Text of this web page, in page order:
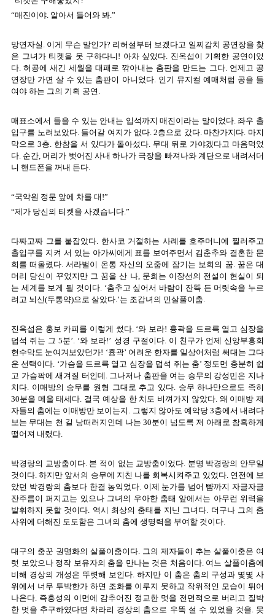
“매진이야. 알아서 들어와 봐.”
망연자실. 이게 무슨 말인가? 리허설부터 보겠다고 일찌감치 공연장을 찾
은 그녀가 티켓을 못 구하다니! 아차 싶었다. 진옥섭이 기획한 공연이었
다. 허공에 새긴 세월을 대패로 깎아내는 춤판을 만드는 그다. 언제고 공
연장만 가면 살 수 있는 춤판이 아니었다. 인기 뮤지컬 예매처럼 공을 들
여야 하는 그의 기획 공연.
매표소에서 들을 수 있는 안내는 입석까지 매진이라는 말이었다. 좌우 출
입구를 노려보았다. 들어갈 여지가 없다. 2층으로 갔다. 마찬가지다. 마지
막으로 3층. 한참을 서 있다가 돌아섰다. 무대 뒤로 가야겠다고 마음먹었
다. 순간, 머리가 벗어진 사내 하나가 극장을 빠져나와 계단으로 내려서더
니 핸드폰을 꺼내 든다.
“국악원 정문 앞에 차를 대!”
“제가 당신의 티켓을 사겠습니다.”
다짜고짜 그를 붙잡았다. 한사코 거절하는 사례를 호주머니에 찔러주고
출입구를 지켜 서 있는 아가씨에게 표를 보여주면서 김춘추와 결혼한 문
희를 떠올렸다. 서라벌이 온통 자신의 오줌에 잠기는 보희의 꿈. 꿈은 대
머리 당신이 꾸었지만 그 꿈을 산 나, 문희는 이장선의 전설이 현실이 되
는 세계를 보게 될 것이다. ‘춤추고 싶어서 바람이 잔뜩 든 머릿속을 누르
려고 뇌신(두통약)으로 살았다.’는 조갑녀의 민살풀이춤.
진옥섭은 홍보 카피를 이렇게 썼다. ‘와 보라! 흉곽을 드르륵 열고 심장을
덥석 쥐는 그 5분’. ‘와 보라!’ 성경 구절이다. 이 친구가 언제 신앙부흥회
현수막도 눈여겨보았던가! ‘흉곽’ 어려운 한자를 일상어처럼 써대는 그다
운 선택이다. ‘가슴을 드르륵 열고 심장을 덥석 쥐는 춤’ 정도면 충분히 쉽
고 가슴팍에 새겨질 터인데. 그나저나 춤판을 여는 승무의 강성민은 지나
치다. 이매방의 승무를 원형 그대로 추고 있다. 승무 하나만으로도 족히
30분을 메울 태세다. 결국 예상을 한 치도 비껴가지 않았다. 왜 이매방 제
자들의 춤에는 이매방만 보이는지. 그렇지 않아도 예악당 3층에서 내려다
보는 무대는 천 길 낭떠러지인데 나는 30분이 넘도록 저 아래로 참혹하게
떨어져 내렸다.
박경랑의 교방춤이다. 본 적이 없는 교방춤이었다. 분명 박경랑의 안무일
것이다. 하지만 앞서의 승무에 지친 나를 회복시켜주고 있었다. 연전에 보
았던 박경랑의 춤보다 한결 농익었다. 이제 눈가를 넘어 뺨까지 자글자글
잔주름이 퍼지고는 있으나 그녀의 우아한 춤태 앞에서는 아무런 위력을
발휘하지 못할 것이다. 역시 최상의 춤태를 지닌 그녀다. 더구나 그의 춤
사위에 더해진 도도함은 그녀의 춤에 생명력을 부여할 것이다.
대구의 춤꾼 권명화의 살풀이춤이다. 그의 제자들이 추는 살풀이춤은 여
럿 보았으나 정작 보유자의 춤을 만나는 것은 처음이다. 여느 살풀이춤에
비해 경상의 개성은 뚜렷해 보인다. 하지만 이 춤은 춤의 구성과 몇몇 사
위에서 너무 투박한가 하면 조화를 이루지 못하고 작위적인 모습이 튀어
나온다. 즉흥성의 이면에 감추어진 정교한 멋을 전면적으로 버리고 질박
한 멋을 추구하였다면 차라리 경상의 춤으로 우뚝 설 수 있었을 것을. 못